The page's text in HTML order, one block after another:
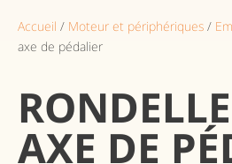
Accueil / Moteur et périphériques /
axe de pédalier
AXE DE